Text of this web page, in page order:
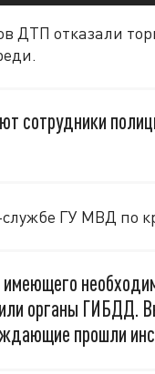
ДТП отказали
сотрудники
ГУ МВД по
имеющего
органы ГИБДД.
прошли